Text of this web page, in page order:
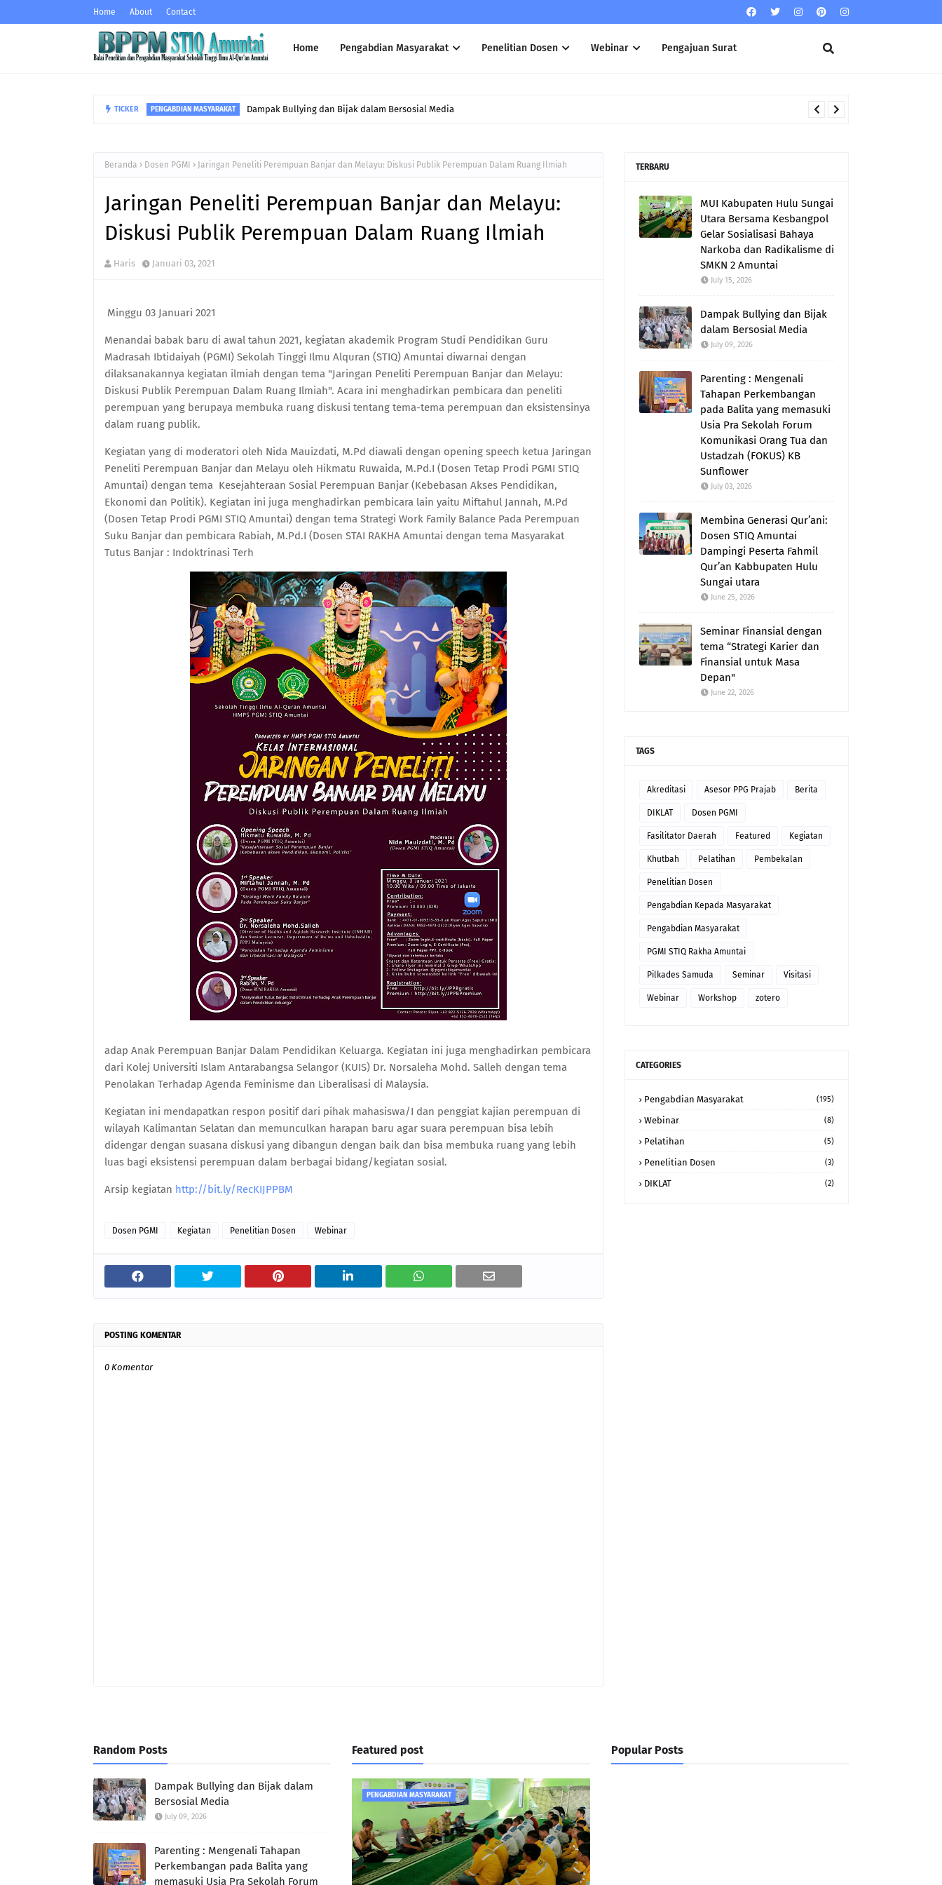
Home About Contact
Home Pengabdian Masyarakat Penelitian Dosen Webinar Pengajuan Surat
TICKER PENGABDIAN MASYARAKAT Dampak Bullying dan Bijak dalam Bersosial Media
Beranda Dosen PGMI Jaringan Peneliti Perempuan Banjar dan Melayu: Diskusi Publik Perempuan Dalam Ruang Ilmiah
Jaringan Peneliti Perempuan Banjar dan Melayu:
Diskusi Publik Perempuan Dalam Ruang Ilmiah
Haris Januari 03, 2021
Minggu 03 Januari 2021
Menandai babak baru di awal tahun 2021, kegiatan akademik Program Studi Pendidikan Guru
Madrasah Ibtidaiyah (PGMI) Sekolah Tinggi Ilmu Alquran (STIQ) Amuntai diwarnai dengan
dilaksanakannya kegiatan ilmiah dengan tema "Jaringan Peneliti Perempuan Banjar dan Melayu:
Diskusi Publik Perempuan Dalam Ruang Ilmiah". Acara ini menghadirkan pembicara dan peneliti
perempuan yang berupaya membuka ruang diskusi tentang tema-tema perempuan dan eksistensinya
dalam ruang publik.
Kegiatan yang di moderatori oleh Nida Mauizdati, M.Pd diawali dengan opening speech ketua Jaringan
Peneliti Perempuan Banjar dan Melayu oleh Hikmatu Ruwaida, M.Pd.I (Dosen Tetap Prodi PGMI STIQ
Amuntai) dengan tema Kesejahteraan Sosial Perempuan Banjar (Kebebasan Akses Pendidikan,
Ekonomi dan Politik). Kegiatan ini juga menghadirkan pembicara lain yaitu Miftahul Jannah, M.Pd
(Dosen Tetap Prodi PGMI STIQ Amuntai) dengan tema Strategi Work Family Balance Pada Perempuan
Suku Banjar dan pembicara Rabiah, M.Pd.I (Dosen STAI RAKHA Amuntai dengan tema Masyarakat
Tutus Banjar : Indoktrinasi Terh
adap Anak Perempuan Banjar Dalam Pendidikan Keluarga. Kegiatan ini juga menghadirkan pembicara
dari Kolej Universiti Islam Antarabangsa Selangor (KUIS) Dr. Norsaleha Mohd. Salleh dengan tema
Penolakan Terhadap Agenda Feminisme dan Liberalisasi di Malaysia.
Kegiatan ini mendapatkan respon positif dari pihak mahasiswa/I dan penggiat kajian perempuan di
wilayah Kalimantan Selatan dan memunculkan harapan baru agar suara perempuan bisa lebih
didengar dengan suasana diskusi yang dibangun dengan baik dan bisa membuka ruang yang lebih
luas bagi eksistensi perempuan dalam berbagai bidang/kegiatan sosial.
Arsip kegiatan http://bit.ly/RecKIJPPBM
Dosen PGMI Kegiatan Penelitian Dosen Webinar
POSTING KOMENTAR
0 Komentar
TERBARU
MUI Kabupaten Hulu Sungai
Utara Bersama Kesbangpol
Gelar Sosialisasi Bahaya
Narkoba dan Radikalisme di
SMKN 2 Amuntai
July 15, 2026
Dampak Bullying dan Bijak
dalam Bersosial Media
July 09, 2026
Parenting : Mengenali
Tahapan Perkembangan
pada Balita yang memasuki
Usia Pra Sekolah Forum
Komunikasi Orang Tua dan
Ustadzah (FOKUS) KB
Sunflower
July 03, 2026
Membina Generasi Qur’ani:
Dosen STIQ Amuntai
Dampingi Peserta Fahmil
Qur’an Kabbupaten Hulu
Sungai utara
June 25, 2026
Seminar Finansial dengan
tema “Strategi Karier dan
Finansial untuk Masa
Depan"
June 22, 2026
TAGS
Akreditasi Asesor PPG Prajab Berita
DIKLAT Dosen PGMI
Fasilitator Daerah Featured Kegiatan
Khutbah Pelatihan Pembekalan
Penelitian Dosen
Pengabdian Kepada Masyarakat
Pengabdian Masyarakat
PGMI STIQ Rakha Amuntai
Pilkades Samuda Seminar Visitasi
Webinar Workshop zotero
CATEGORIES
Pengabdian Masyarakat (195)
Webinar (8)
Pelatihan (5)
Penelitian Dosen (3)
DIKLAT (2)
Random Posts
Dampak Bullying dan Bijak dalam
Bersosial Media
July 09, 2026
Parenting : Mengenali Tahapan
Perkembangan pada Balita yang
memasuki Usia Pra Sekolah Forum
Featured post
PENGABDIAN MASYARAKAT
Popular Posts